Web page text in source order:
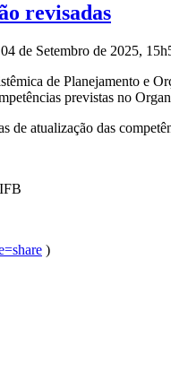
revisadas
de Setembro de 2025,
de Planejamento e
previstas no
atualização das
)